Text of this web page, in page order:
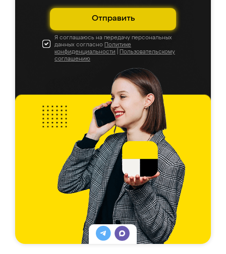
Отправить
Я соглашаюсь на передачу персональных
данных согласно Политике
конфиденциальности
Пользовательскому
соглашению